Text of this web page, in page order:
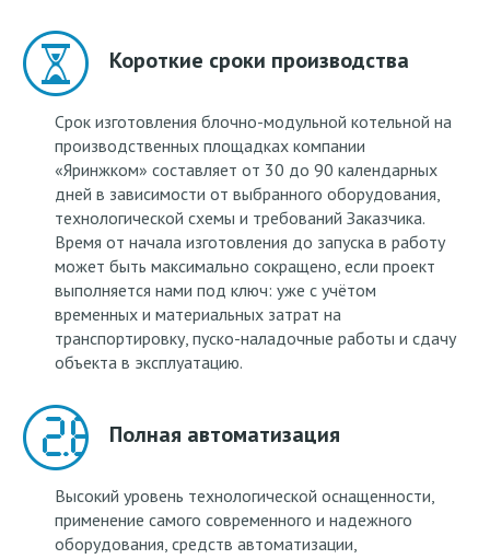
Короткие сроки производства
Срок изготовления блочно-модульной котельной на
производственных площадках компании
«Яринжком» составляет от 30 до 90 календарных
дней в зависимости от выбранного оборудования,
технологической схемы и требований Заказчика.
Время от начала изготовления до запуска в работу
может быть максимально сокращено, если проект
выполняется нами под ключ: уже с учётом
временных и материальных затрат на
транспортировку, пуско-наладочные работы и сдачу
объекта в эксплуатацию.
Полная автоматизация
Высокий уровень технологической оснащенности,
применение самого современного и надежного
оборудования, средств автоматизации,